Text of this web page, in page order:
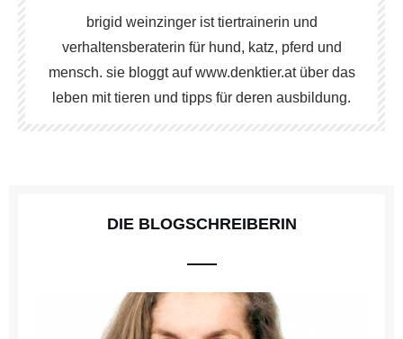
brigid weinzinger ist tiertrainerin und
verhaltensberaterin für hund, katz, pferd und
mensch. sie bloggt auf www.denktier.at über das
leben mit tieren und tipps für deren ausbildung.
DIE BLOGSCHREIBERIN